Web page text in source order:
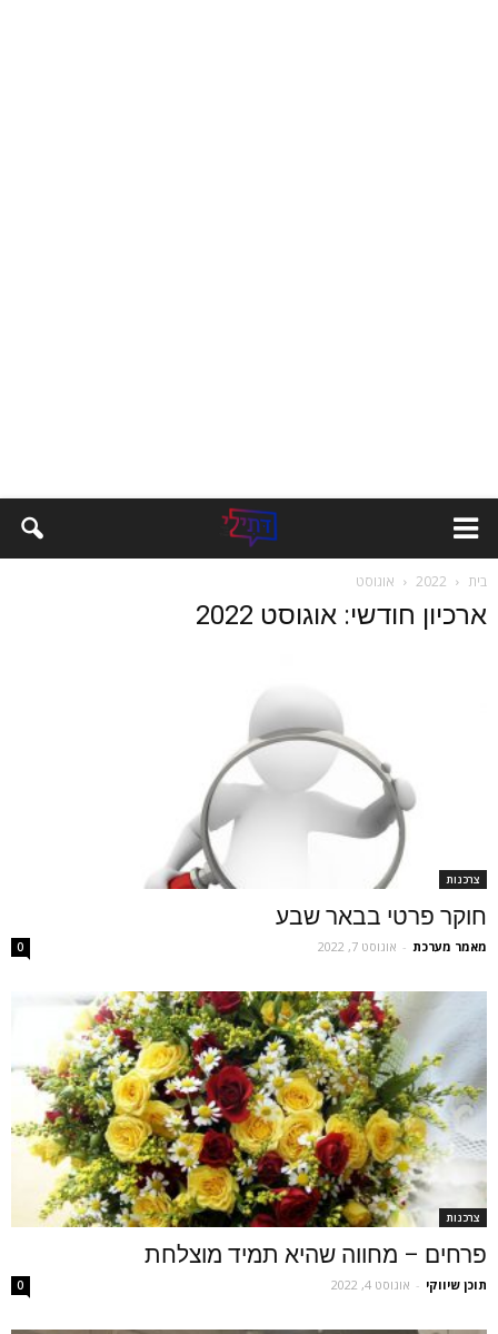
בית 2022 אוגוסט
ארכיון חודשי: אוגוסט 2022
צרכנות
חוקר פרטי בבאר שבע
מאמר מערכת - אוגוסט 7, 2022 0
צרכנות
פרחים – מחווה שהיא תמיד מוצלחת
תוכן שיווקי - אוגוסט 4, 2022 0